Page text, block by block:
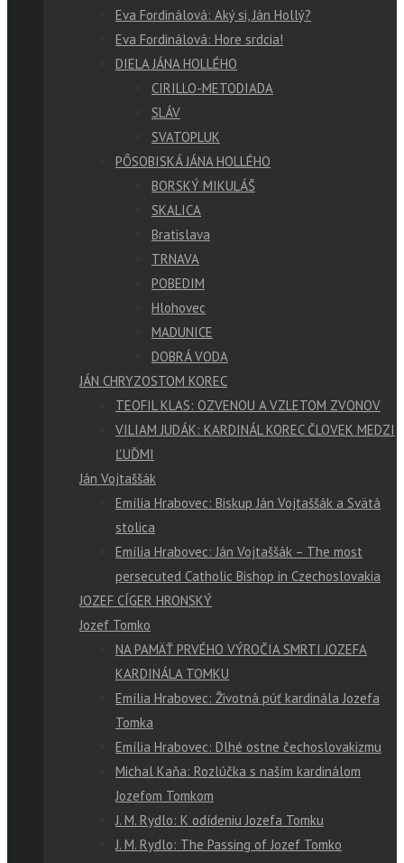
Eva Fordinálová: Aký si, Ján Hollý?
Eva Fordinálová: Hore srdcia!
DIELA JÁNA HOLLÉHO
CIRILLO-METODIADA
SLÁV
SVATOPLUK
PÔSOBISKÁ JÁNA HOLLÉHO
BORSKÝ MIKULÁŠ
SKALICA
Bratislava
TRNAVA
POBEDIM
Hlohovec
MADUNICE
DOBRÁ VODA
JÁN CHRYZOSTOM KOREC
TEOFIL KLAS: OZVENOU A VZLETOM ZVONOV
VILIAM JUDÁK: KARDINÁL KOREC ČLOVEK MEDZI
ĽUĎMI
Ján Vojtaššák
Emília Hrabovec: Biskup Ján Vojtaššák a Svätá
stolica
Emília Hrabovec: Ján Vojtaššák – The most
persecuted Catholic Bishop in Czechoslovakia
JOZEF CÍGER HRONSKÝ
Jozef Tomko
NA PAMÄŤ PRVÉHO VÝROČIA SMRTI JOZEFA
KARDINÁLA TOMKU
Emília Hrabovec: Životná púť kardinála Jozefa
Tomka
Emília Hrabovec: Dlhé ostne čechoslovakizmu
Michal Kaňa: Rozlúčka s naším kardinálom
Jozefom Tomkom
J. M. Rydlo: K odídeniu Jozefa Tomku
J. M. Rydlo: The Passing of Jozef Tomko